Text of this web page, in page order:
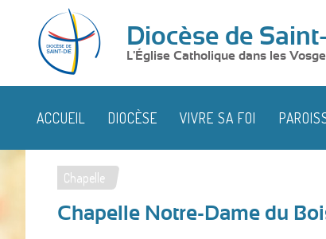
Diocèse de
L'Église Catholique dans les
ACCUEIL DIOCÈSE VIVRE SA FOI
Vous
êtes
Chapelle
Chapelle Notre-Dame du